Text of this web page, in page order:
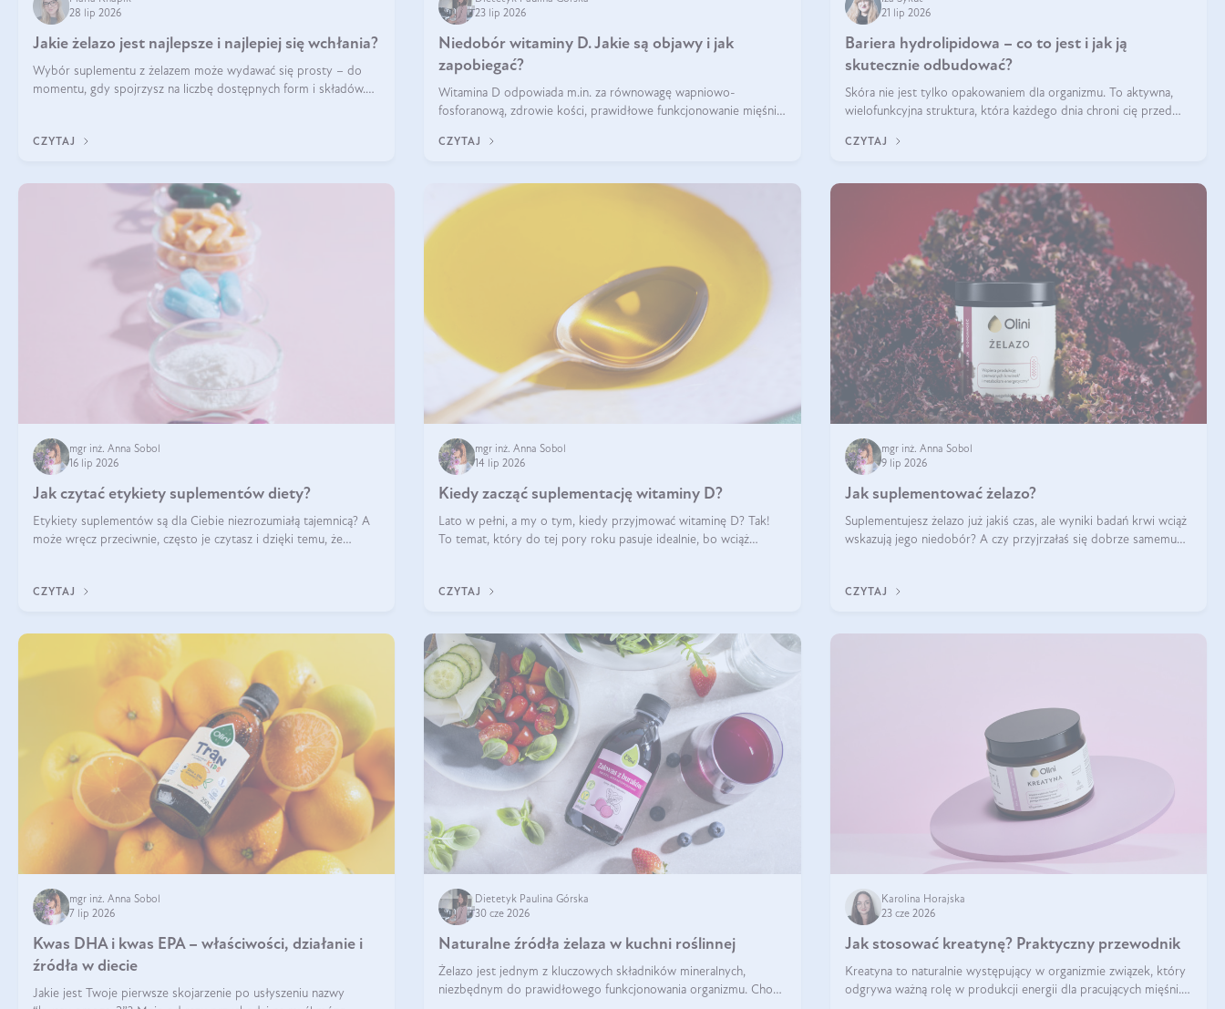
28 lip 2026
Jakie żelazo jest najlepsze i najlepiej się wchłania?
Wybór suplementu z żelazem może wydawać się prosty – do
momentu, gdy spojrzysz na liczbę dostępnych form i składów.
suplement?
CZYTAJ
23 lip 2026
Niedobór witaminy D. Jakie są objawy i jak
zapobiegać?
Witamina D odpowiada m.in. za równowagę wapniowo-
fosforanową, zdrowie kości, prawidłowe funkcjonowanie mięśni i
pod wpływem słońca, niedobór witaminy D pozostaje częstym
CZYTAJ
21 lip 2026
Bariera hydrolipidowa – co to jest i jak ją
skutecznie odbudować?
Skóra nie jest tylko opakowaniem dla organizmu. To aktywna,
wielofunkcyjna struktura, która każdego dnia chroni cię przed
środowiskowymi. Jednym z jej kluczowych elementów jest
CZYTAJ
mgr inż. Anna Sobol
16 lip 2026
Jak czytać etykiety suplementów diety?
Etykiety suplementów są dla Ciebie niezrozumiałą tajemnicą? A
może wręcz przeciwnie, często je czytasz i dzięki temu, że
CZYTAJ
mgr inż. Anna Sobol
14 lip 2026
Kiedy zacząć suplementację witaminy D?
Lato w pełni, a my o tym, kiedy przyjmować witaminę D? Tak!
To temat, który do tej pory roku pasuje idealnie, bo wciąż
słońcu, aby witami
CZYTAJ
mgr inż. Anna Sobol
9 lip 2026
Jak suplementować żelazo?
Suplementujesz żelazo już jakiś czas, ale wyniki badań krwi wciąż
wskazują jego niedobór? A czy przyjrzałaś się dobrze samemu
CZYTAJ
mgr inż. Anna Sobol
7 lip 2026
Kwas DHA i kwas EPA – właściwości, działanie i
źródła w diecie
Jakie jest Twoje pierwsze skojarzenie po usłyszeniu nazwy
Dietetyk Paulina Górska
30 cze 2026
Naturalne źródła żelaza w kuchni roślinnej
Żelazo jest jednym z kluczowych składników mineralnych,
niezbędnym do prawidłowego funkcjonowania organizmu. Choć
Karolina Horajska
23 cze 2026
Jak stosować kreatynę? Praktyczny przewodnik
Kreatyna to naturalnie występujący w organizmie związek, który
odgrywa ważną rolę w produkcji energii dla pracujących mięśni.